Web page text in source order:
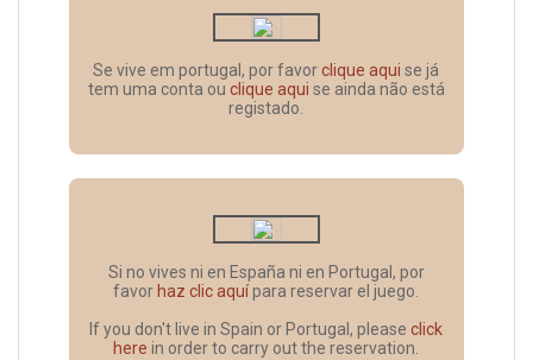
Se vive em portugal, por favorclique aqui se já
tem uma conta ou clique aqui se ainda não está
registado.
Si no vives ni en España ni en Portugal, por
favor haz clic aquípara reservar el juego.
If you don't live in Spain or Portugal, pleaseclick
here in order to carry out the reservation.